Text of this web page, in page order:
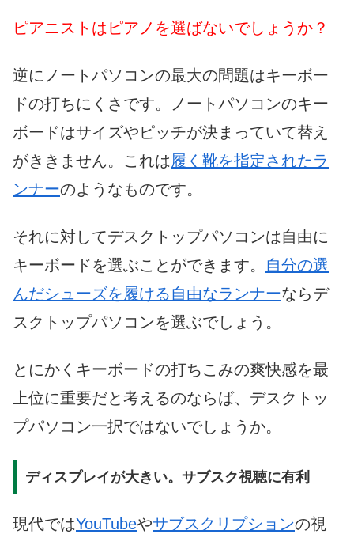
ピアニストはピアノを選ばないでしょうか？
逆にノートパソコンの最大の問題はキーボー
ドの打ちにくさです。ノートパソコンのキー
ボードはサイズやピッチが決まっていて替え
がききません。これは履く靴を指定されたラ
ンナーのようなものです。
それに対してデスクトップパソコンは自由に
キーボードを選ぶことができます。 自分の選
んだシューズを履ける自由なランナーならデ
スクトップパソコンを選ぶでしょう。
とにかくキーボードの打ちこみの爽快感を最
上位に重要だと考えるのならば、デスクトッ
プパソコン一択ではないでしょうか。
ディスプレイが大きい。サブスク視聴に有利
現代ではYouTubeやサブスクリプションの視